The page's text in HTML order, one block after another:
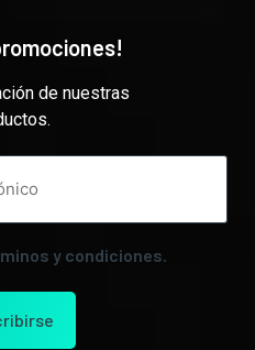
de nuestras
y condiciones.